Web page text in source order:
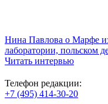
Нина Павлова о Марфе
лаборатории, польском
Читать интервью
Телефон редакции:
+7 (495) 414-30-20